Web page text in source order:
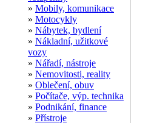
» Mobily, komunikace
» Motocykly
» Nábytek, bydlení
» Nákladní, užitkové
vozy
» Nářadí, nástroje
» Nemovitosti, reality
» Oblečení, obuv
» Počítače, výp. technika
» Podnikání, finance
» Přístroje